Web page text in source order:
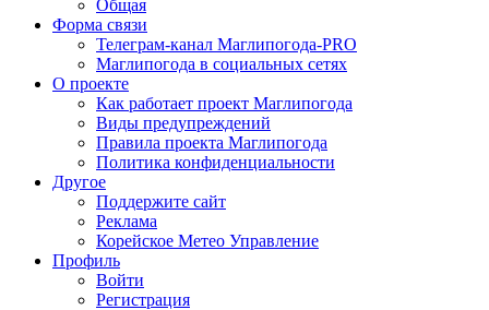
Общая
Форма связи
Телеграм-канал Маглипогода-PRO
Маглипогода в социальных сетях
О проекте
Как работает проект Маглипогода
Виды предупреждений
Правила проекта Маглипогода
Политика конфиденциальности
Другое
Поддержите сайт
Реклама
Корейское Метео Управление
Профиль
Войти
Регистрация